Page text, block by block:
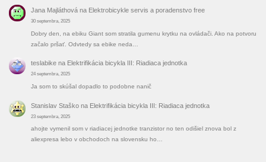
Jana Majláthována Elektrobicykle servis a poradenstvo free
30 septembra, 2025
Dobry den, na ebiku Giant som stratila gumenu krytku na ovládači. Ako na potvoru
začalo pršať. Odvtedy sa ebike neda…
teslabikena Elektrifikácia bicykla III: Riadiaca jednotka
24 septembra, 2025
Ja som to skúšal dopadlo to podobne nanič
Stanislav Staškona Elektrifikácia bicykla III: Riadiaca jednotka
23 septembra, 2025
ahojte vymenil som v riadiacej jednotke tranzistor no ten odišiel znova bol z
aliexpresa lebo v obchodoch na slovensku ho…